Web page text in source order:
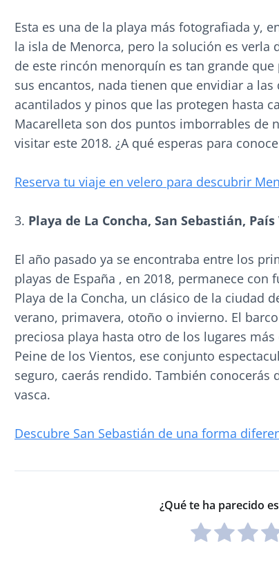
Esta es una de la playa más fotografiada y,
la isla de Menorca, pero la solución es verla
de este rincón menorquín es tan grande
sus encantos, nada tienen que envidiar a
acantilados y pinos que las protegen hasta
Macarelleta son dos puntos imborrables de
visitar este 2018. ¿A qué esperas para
Reserva tu viaje en velero para descubrir
3. Playa de La Concha, San Sebastián, País
El año pasado ya se encontraba entre los
playas de España , en 2018, permanece con
Playa de la Concha, un clásico de la ciudad
verano, primavera, otoño o invierno. El
preciosa playa hasta otro de los lugares
Peine de los Vientos, ese conjunto
seguro, caerás rendido. También conocerás
vasca.
Descubre San Sebastián de una forma
¿Qué te ha parecido